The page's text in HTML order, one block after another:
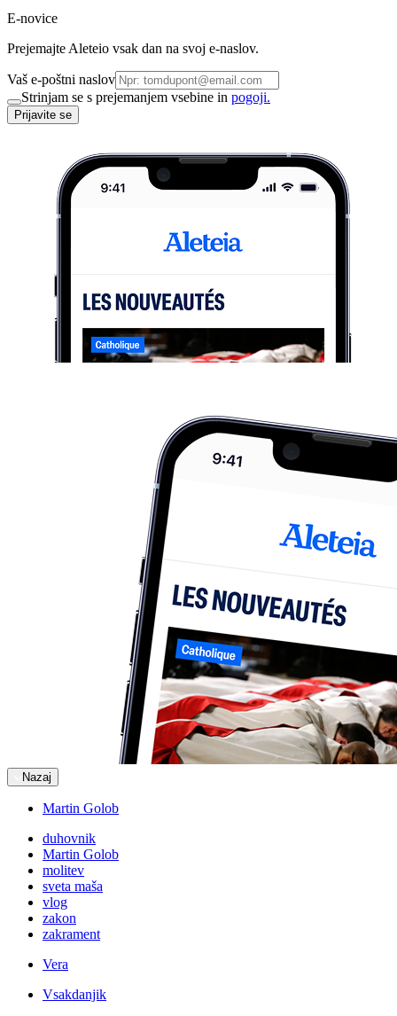
E-novice
Prejemajte Aleteio vsak dan na svoj e-naslov.
Vaš e-poštni naslov
Strinjam se s prejemanjem vsebine in pogoji.
Prijavite se
Nazaj
Martin Golob
duhovnik
Martin Golob
molitev
sveta maša
vlog
zakon
zakrament
Vera
Vsakdanjik